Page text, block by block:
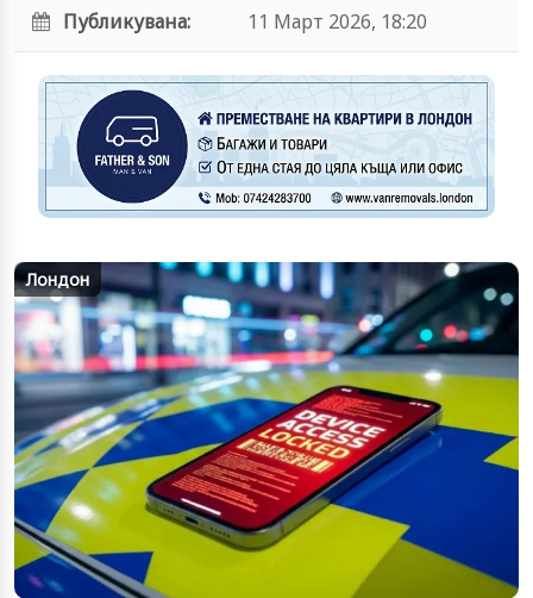
Публикувана:
11 Март 2026, 18:20
Лондон